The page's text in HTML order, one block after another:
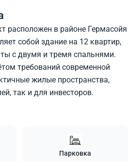
расположен в районе Гермасойя
собой здание на 12 квартир,
с двумя и тремя спальнями.
требований современной
жилые пространства,
так и для инвесторов.
Парковка